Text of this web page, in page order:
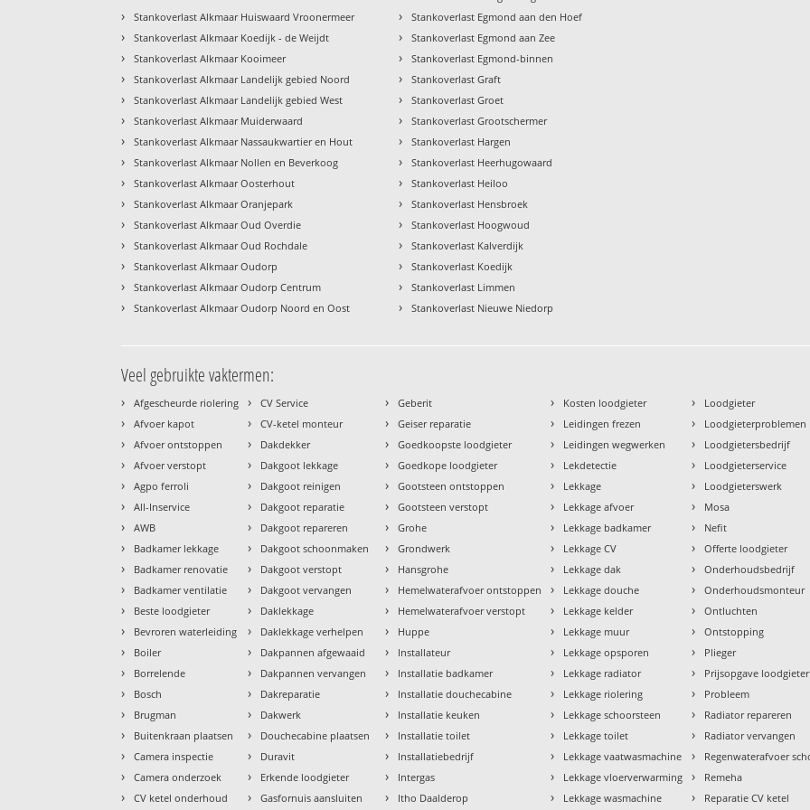
› Stankoverlast Alkmaar Huiswaard Vroonermeer
› Stankoverlast Alkmaar Koedijk - de Weijdt
› Stankoverlast Alkmaar Kooimeer
› Stankoverlast Alkmaar Landelijk gebied Noord
› Stankoverlast Alkmaar Landelijk gebied West
› Stankoverlast Alkmaar Muiderwaard
› Stankoverlast Alkmaar Nassaukwartier en Hout
› Stankoverlast Alkmaar Nollen en Beverkoog
› Stankoverlast Alkmaar Oosterhout
› Stankoverlast Alkmaar Oranjepark
› Stankoverlast Alkmaar Oud Overdie
› Stankoverlast Alkmaar Oud Rochdale
› Stankoverlast Alkmaar Oudorp
› Stankoverlast Alkmaar Oudorp Centrum
› Stankoverlast Alkmaar Oudorp Noord en Oost
› Stankoverlast Egmond aan den Hoef
› Stankoverlast Egmond aan Zee
› Stankoverlast Egmond-binnen
› Stankoverlast Graft
› Stankoverlast Groet
› Stankoverlast Grootschermer
› Stankoverlast Hargen
› Stankoverlast Heerhugowaard
› Stankoverlast Heiloo
› Stankoverlast Hensbroek
› Stankoverlast Hoogwoud
› Stankoverlast Kalverdijk
› Stankoverlast Koedijk
› Stankoverlast Limmen
› Stankoverlast Nieuwe Niedorp
Veel gebruikte vaktermen:
› Afgescheurde riolering
› Afvoer kapot
› Afvoer ontstoppen
› Afvoer verstopt
› Agpo ferroli
› All-Inservice
› AWB
› Badkamer lekkage
› Badkamer renovatie
› Badkamer ventilatie
› Beste loodgieter
› Bevroren waterleiding
› Boiler
› Borrelende
› Bosch
› Brugman
› Buitenkraan plaatsen
› Camera inspectie
› Camera onderzoek
› CV ketel onderhoud
› CV Service
› CV-ketel monteur
› Dakdekker
› Dakgoot lekkage
› Dakgoot reinigen
› Dakgoot reparatie
› Dakgoot repareren
› Dakgoot schoonmaken
› Dakgoot verstopt
› Dakgoot vervangen
› Daklekkage
› Daklekkage verhelpen
› Dakpannen afgewaaid
› Dakpannen vervangen
› Dakreparatie
› Dakwerk
› Douchecabine plaatsen
› Duravit
› Erkende loodgieter
› Gasfornuis aansluiten
› Geberit
› Geiser reparatie
› Goedkoopste loodgieter
› Goedkope loodgieter
› Gootsteen ontstoppen
› Gootsteen verstopt
› Grohe
› Grondwerk
› Hansgrohe
› Hemelwaterafvoer ontstoppen
› Hemelwaterafvoer verstopt
› Huppe
› Installateur
› Installatie badkamer
› Installatie douchecabine
› Installatie keuken
› Installatie toilet
› Installatiebedrijf
› Intergas
› Itho Daalderop
› Kosten loodgieter
› Leidingen frezen
› Leidingen wegwerken
› Lekdetectie
› Lekkage
› Lekkage afvoer
› Lekkage badkamer
› Lekkage CV
› Lekkage dak
› Lekkage douche
› Lekkage kelder
› Lekkage muur
› Lekkage opsporen
› Lekkage radiator
› Lekkage riolering
› Lekkage schoorsteen
› Lekkage toilet
› Lekkage vaatwasmachine
› Lekkage vloerverwarming
› Lekkage wasmachine
› Loodgieter
› Loodgieterproblemen
› Loodgietersbedrijf
› Loodgieterservice
› Loodgieterswerk
› Mosa
› Nefit
› Offerte loodgieter
› Onderhoudsbedrijf
› Onderhoudsmonteur
› Ontluchten
› Ontstopping
› Plieger
› Prijsopgave loodgieter
› Probleem
› Radiator repareren
› Radiator vervangen
› Regenwaterafvoer
› Remeha
› Reparatie CV ketel